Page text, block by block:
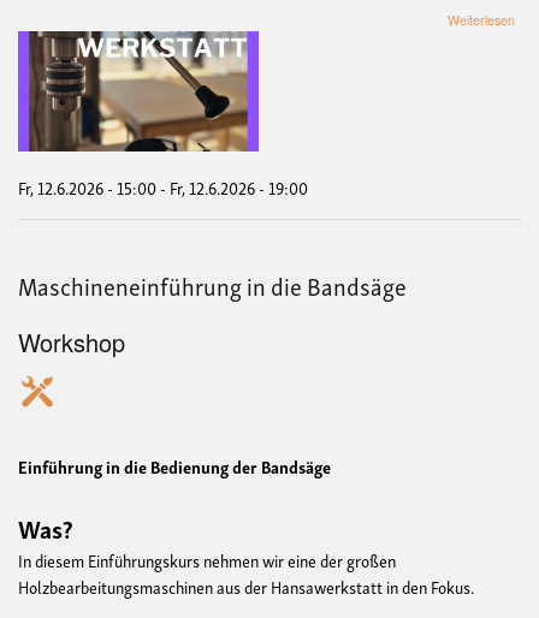
Weiterlesen
Fr, 12.6.2026 - 15:00- Fr, 12.6.2026 - 19:00
Maschineneinführung in die Bandsäge
Workshop
Einführung in die Bedienung der Bandsäge
Was?
In diesem Einführungskurs nehmen wir eine der großen
Holzbearbeitungsmaschinen aus der Hansawerkstatt in den Fokus.